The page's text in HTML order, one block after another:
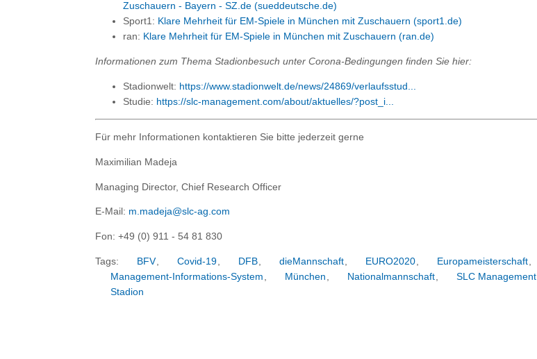
Zuschauern - Bayern - SZ.de (sueddeutsche.de)
Sport1: Klare Mehrheit für EM-Spiele in München mit Zuschauern (sport1.de)
ran: Klare Mehrheit für EM-Spiele in München mit Zuschauern (ran.de)
Informationen zum Thema Stadionbesuch unter Corona-Bedingungen finden Sie hier:
Stadionwelt: https://www.stadionwelt.de/news/24869/verlaufsstud...
Studie: https://slc-management.com/about/aktuelles/?post_i...
Für mehr Informationen kontaktieren Sie bitte jederzeit gerne
Maximilian Madeja
Managing Director, Chief Research Officer
E-Mail: m.madeja@slc-ag.com
Fon: +49 (0) 911 - 54 81 830
Tags: BFV Covid-19 DFB dieMannschaft EURO2020 Europameisterschaft
Management-Informations-System
München Nationalmannschaft SLC Management
Stadion